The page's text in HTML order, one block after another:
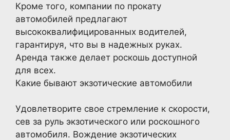
Кроме того, компании по прокату
автомобилей предлагают
высококвалифицированных водителей,
гарантируя, что вы в надежных руках.
Аренда также делает роскошь доступной
для всех.
Какие бывают экзотические автомобили
Удовлетворите свое стремление к скорости,
сев за руль экзотического или роскошного
автомобиля. Вождение экзотических